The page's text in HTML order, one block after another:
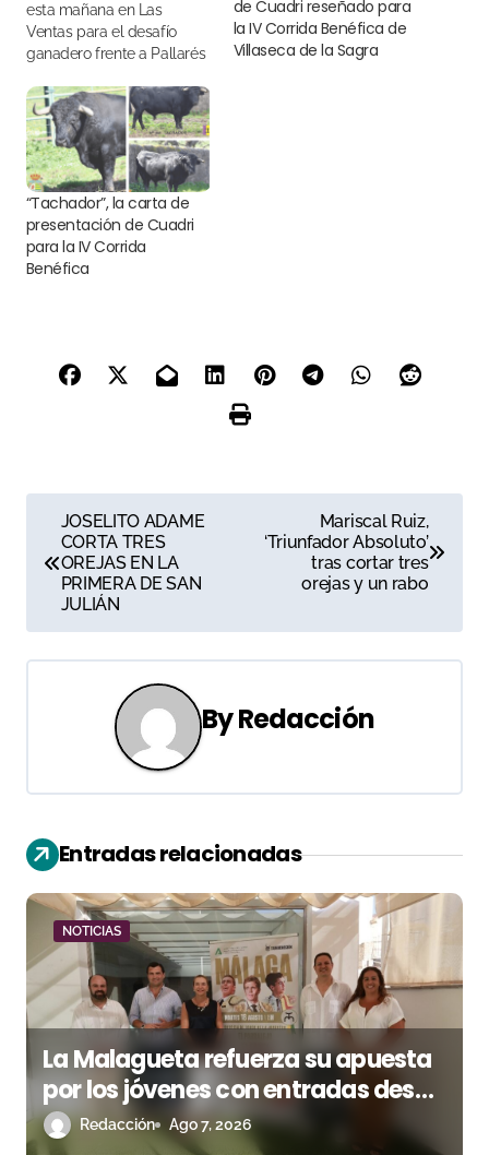
esta mañana en Las
Ventas para el desafío
ganadero frente a Pallarés
Ramos
de Cuadri reseñado para
la IV Corrida Benéfica de
Villaseca de la Sagra
“Tachador”, la carta de
presentación de Cuadri
para la IV Corrida
Benéfica
a
e
c
i
ó
n
d
e
e
n
t
JOSELITO ADAME
CORTA TRES
OREJAS EN LA
PRIMERA DE SAN
JULIÁN
Mariscal Ruiz,
‘Triunfador Absoluto’
tras cortar tres
orejas y un rabo
ByRedacción
Entradas relacionadas
NOTICIAS
La Malagueta refuerza su apuesta
por los jóvenes con entradas desde
un euro
Redacción Ago 7, 2026